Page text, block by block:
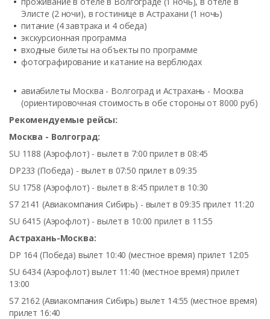
Элисте (2 ночи), в гостинице в Астрахани (1 ночь)
питание (4 завтрака и 4 обеда)
экскурсионная программа
входные билеты на объекты по программе
фотографирование и катание на верблюдах
авиабилеты Москва - Волгоград и Астрахань - Москва
(ориентировочная стоимость в обе стороны от 8000 руб)
Рекомендуемые рейсы:
Москва - Волгоград:
SU 1188 (Аэрофлот) - вылет в 7:00 прилет в 08:45
DP233 (Победа) - вылет в 07:50 прилет в 09:35
SU 1758 (Аэрофлот) - вылет в 8:45 прилет в 10:30
S7 2141 (Авиакомпания Сибирь) - вылет в 09:35 прилет 11:20
SU 6415 (Аэрофлот) - вылет в 10:00 прилет в 11:55
Астрахань-Москва:
DP 164 (Победа) вылет 10:40 (местное время) прилет 12:05
SU 6434 (Аэрофлот) вылет 11:40 (местное время) прилет
13:00
S7 2162 (Авиакомпания Сибирь) вылет 14:55 (местное время)
прилет 16:40